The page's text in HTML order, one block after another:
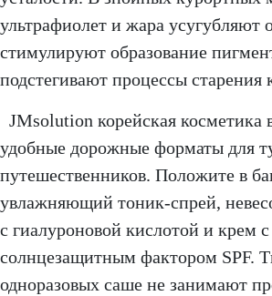
ультрафиолет и жара усугубляют
стимулируют образование
подстегивают процессы старения
JMsolution корейская косметика
удобные дорожные форматы для
путешественников. Положите в
увлажняющий тоник-спрей,
с гиалуроновой кислотой и крем с
солнцезащитным фактором SPF.
одноразовых саше не занимают